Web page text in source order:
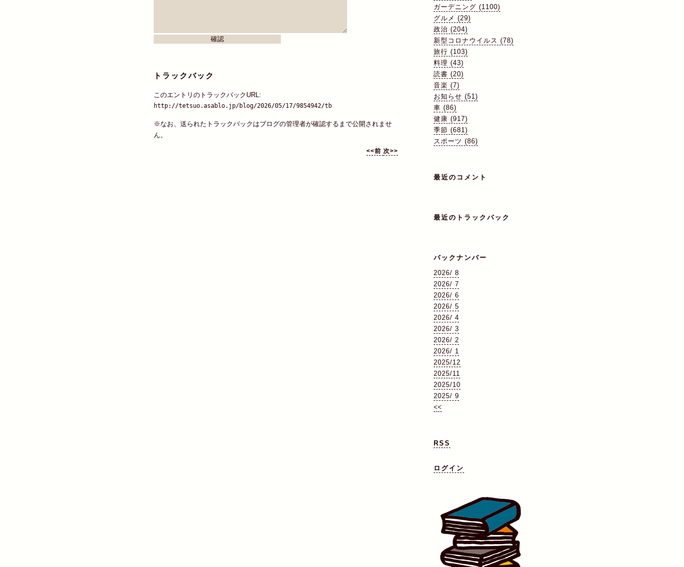
トラックバック
このエントリのトラックバックURL:
http://tetsuo.asablo.jp/blog/2026/05/17/9854942/tb
※なお、送られたトラックバックはブログの管理者が確認するまで公開されませ
ん。
<<前 次>>
ガーデニング (1100)
グルメ (29)
政治 (204)
新型コロナウイルス (78)
旅行 (103)
料理 (43)
読書 (20)
音楽 (7)
お知らせ (51)
車 (86)
健康 (917)
季節 (681)
スポーツ (86)
最近のコメント
最近のトラックバック
バックナンバー
2026/ 8
2026/ 7
2026/ 6
2026/ 5
2026/ 4
2026/ 3
2026/ 2
2026/ 1
2025/12
2025/11
2025/10
2025/ 9
<<
RSS
ログイン